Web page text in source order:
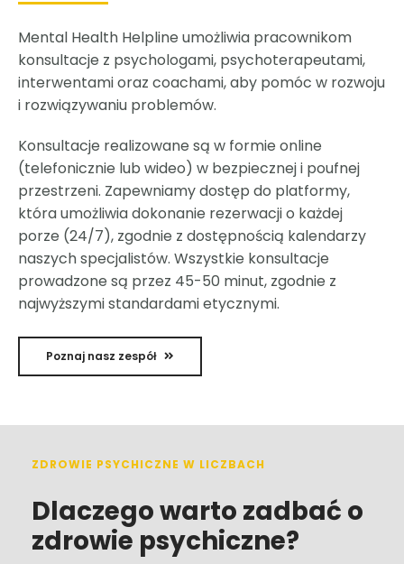
Mental Health Helpline umożliwia pracownikom
konsultacje z psychologami, psychoterapeutami,
interwentami oraz coachami, aby pomóc w rozwoju
i rozwiązywaniu problemów.
Konsultacje realizowane są w formie online
(telefonicznie lub wideo) w bezpiecznej i poufnej
przestrzeni. Zapewniamy dostęp do platformy,
która umożliwia dokonanie rezerwacji o każdej
porze (24/7), zgodnie z dostępnością kalendarzy
naszych specjalistów. Wszystkie konsultacje
prowadzone są przez 45-50 minut, zgodnie z
najwyższymi standardami etycznymi.
Poznaj nasz zespół
ZDROWIE PSYCHICZNE W LICZBACH
Dlaczego warto zadbać o
zdrowie psychiczne?